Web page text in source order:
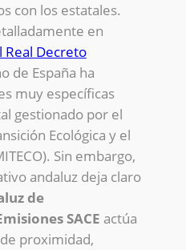
con los estatales.
en
Real Decreto
de España ha
muy específicas
gestionado por el
Ecológica y el
Sin embargo,
andaluz deja claro
de
SACE actúa
proximidad,